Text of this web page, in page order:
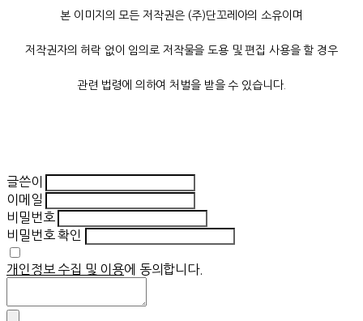
본 이미지의 모든 저작권은 (주)단꼬레아의 소유이며
저작권자의 허락 없이 임의로 저작물을 도용 및 편집 사용을 할 경우
관련 법령에 의하여 처벌을 받을 수 있습니다.
글쓴이
이메일
비밀번호
비밀번호 확인
개인정보 수집 및 이용에 동의합니다.